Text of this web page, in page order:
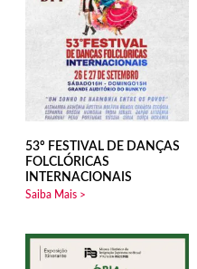
53º FESTIVAL DE DANÇAS
FOLCLÓRICAS
INTERNACIONAIS
Saiba Mais >